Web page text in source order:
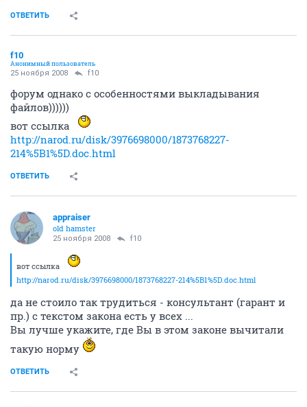
ОТВЕТИТЬ
f10
Анонимный пользователь
25 ноября 2008 f10
форум однако с особенностями выкладывания
файлов))))))
вот ссылка
http://narod.ru/disk/3976698000/1873768227-
214%5B1%5D.doc.html
ОТВЕТИТЬ
appraiser
old hamster
25 ноября 2008 f10
вот ссылка
http://narod.ru/disk/3976698000/1873768227-214%5B1%5D.doc.html
да не стоило так трудиться - консультант (гарант и
пр.) с текстом закона есть у всех ...
Вы лучше укажите, где Вы в этом законе вычитали
такую норму
ОТВЕТИТЬ